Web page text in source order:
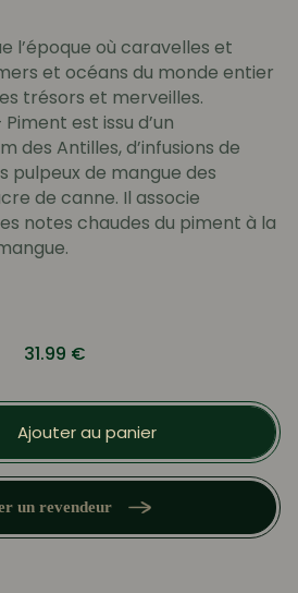
l’époque où caravelles et
et océans du monde entier
trésors et merveilles.
est issu d’un
des Antilles, d’infusions de
pulpeux de mangue des
de canne. Il associe
notes chaudes du piment à la
31.99 €
Ajouter au panier
un revendeur